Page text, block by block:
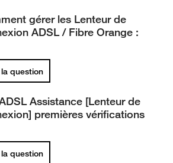
gérer les Lenteur de
ADSL / Fibre Orange :
la question
Assistance [Lenteur de
premières vérifications
la question